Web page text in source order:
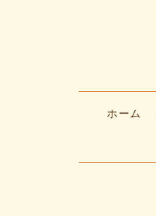
ホーム